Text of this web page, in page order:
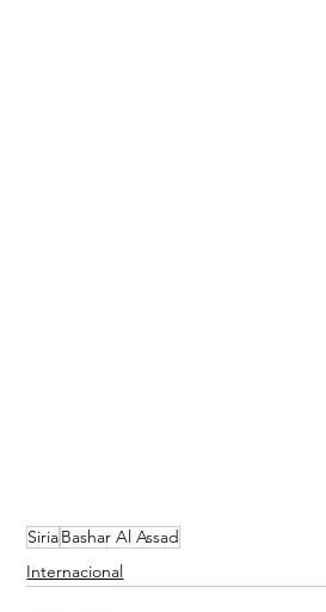
SiriaBashar Al Assad
Internacional